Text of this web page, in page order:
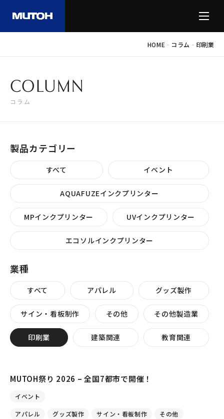
HOME - コラム - 印刷業
COLUMN
コラム
製品カテゴリー
すべて イベント
AQUAFUZEインクプリンター
MPインクプリンター UVインクプリンター
エコソルインクプリンター
業種
すべて アパレル グッズ製作
サイン・看板制作 その他 その他製造業
印刷業 建築関連 教育関連
MUTOH祭り 2026 – 全国7都市で開催！
イベント
アパレル グッズ製作 サイン・看板制作
その他